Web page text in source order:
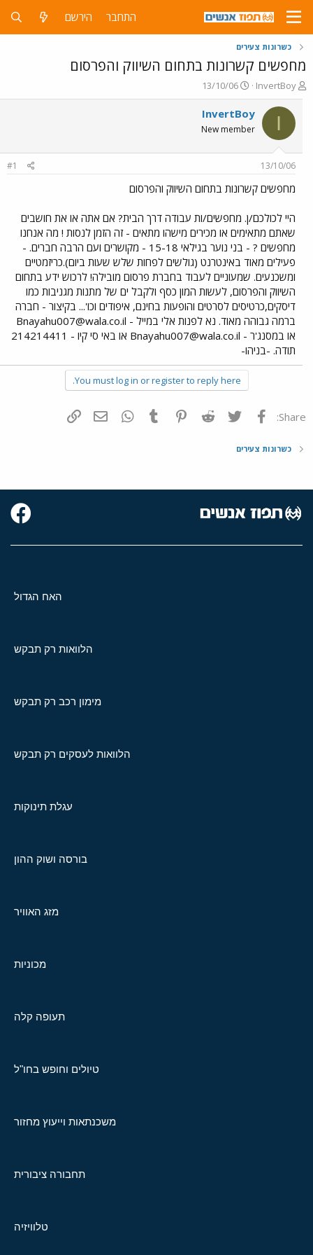
התחבר הירשם
כשרונות צעירים
מחפשים קשרונות בתחום השיווק והפרסום
פ
ו
ת
ח
ה
ו
ש
א
InvertBoy
פ
ו
ר
ם
ר
13/10/06
I
InvertBoy
New member
13/10/06
#1
מחפשים קשרונות בתחום השיווק והפרסום
היי לכולכם/ן. מחפשים/ות עבודה דרך הבית? אם אתה או את חושבים
שאתם מתאימים או מכירים מישהו מתאים - זה הזמן לנסות ! מה אנחנו
מחפשים ? - בני נוער בגילאי 15-18 - מקושרים ועם הרבה חברים. -
פעילים מאוד באינטרנט (גולשים לפחות שלש שעות ביום).כריזמטיים
ומשכנעים. שמעוניים לעבוד בחברת פרסום מובילה! לרכוש ידע בתחום
השיווק והפרסום, לעשות המון כסף ולקבל ים של מתנות מגניבות כמו
דיסקים,כרטיסים לסרטים והופעות בחינם, איפודים וכו'... בקיצור - חברה
ברמה גבוהה מאוד. נא לפנות אלי במייל - Bnayahu007@wala.co.il
או במסנג'ר - Bnayahu007@wala.co.il
או באי סי קיו - 214214411
תודה. -בניהו-
You must log in or register to reply here.
Share: פייסבוק Twitter
Reddit
Pinterest
Tumblr
WhatsAppדואר אלקטרוני
כשרונות צעירים
האח הגדול
הלוואות רק תבקש
מימון רכב רק תבקש
הלוואות לעסקים רק תבקש
עגלת תינוקות
בורסה ושוק ההון
מזג האוויר
מכוניות
תעופה קלה
טיולים וחופש בחו"ל
משכנתאות וייעוץ מחזור
תחבורה ציבורית
טלוויזיה